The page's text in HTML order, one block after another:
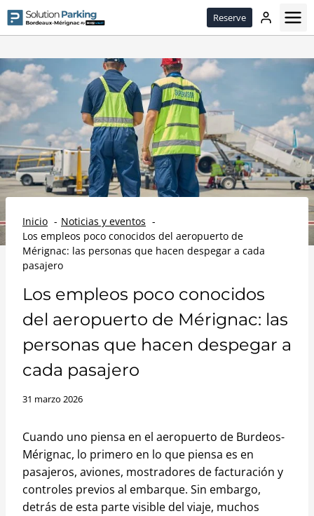
Passer
le
Reserve
Inicio
Noticias y eventos
Los empleos poco conocidos del aeropuerto de
Mérignac: las personas que hacen despegar a cada
pasajero
Los empleos poco conocidos
del aeropuerto de Mérignac: las
personas que hacen despegar a
cada pasajero
31 marzo 2026
Cuando uno piensa en el aeropuerto de Burdeos-
Mérignac, lo primero en lo que piensa es en
pasajeros, aviones, mostradores de facturación y
controles previos al embarque. Sin embargo,
detrás de esta parte visible del viaje, muchos